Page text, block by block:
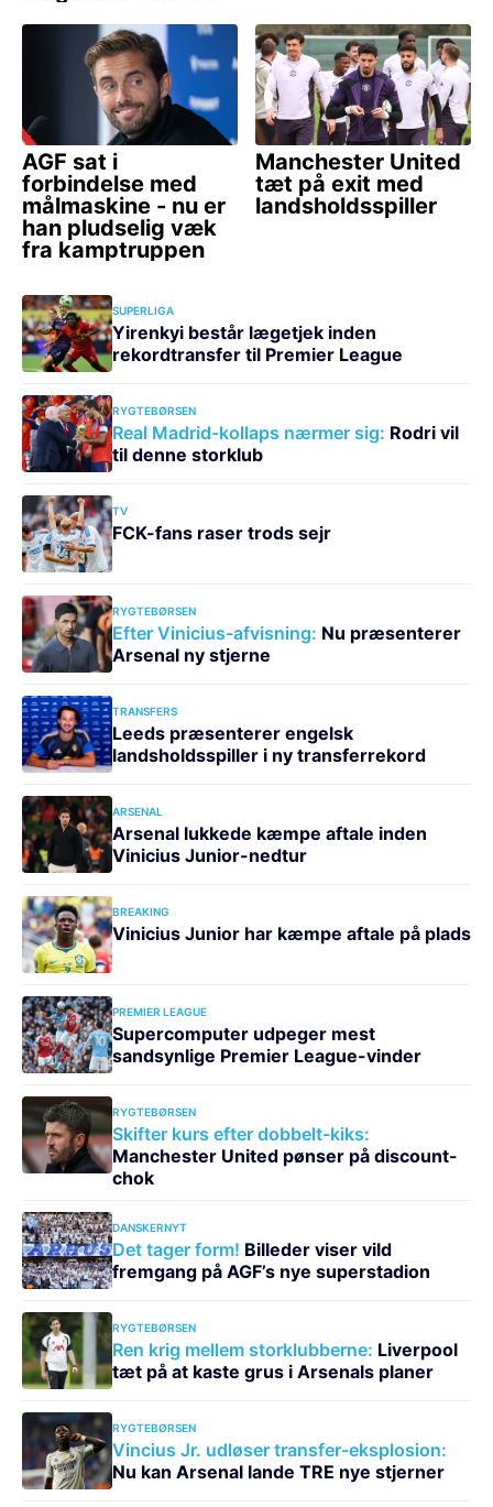
SUPERLIGA
Yirenkyi består lægetjek inden
rekordtransfer til Premier League
RYGTEBØRSEN
Real Madrid-kollaps nærmer sig: Rodri vil
til denne storklub
TV
FCK-fans raser trods sejr
RYGTEBØRSEN
Efter Vinicius-afvisning: Nu præsenterer
Arsenal ny stjerne
TRANSFERS
Leeds præsenterer engelsk
landsholdsspiller i ny transferrekord
ARSENAL
Arsenal lukkede kæmpe aftale inden
Vinicius Junior-nedtur
BREAKING
Vinicius Junior har kæmpe aftale på plads
PREMIER LEAGUE
Supercomputer udpeger mest
sandsynlige Premier League-vinder
RYGTEBØRSEN
Skifter kurs efter dobbelt-kiks:
Manchester United pønser på discount-
chok
DANSKERNYT
Det tager form! Billeder viser vild
fremgang på AGF’s nye superstadion
RYGTEBØRSEN
Ren krig mellem storklubberne: Liverpool
tæt på at kaste grus i Arsenals planer
RYGTEBØRSEN
Vincius Jr. udløser transfer-eksplosion:
Nu kan Arsenal lande TRE nye stjerner